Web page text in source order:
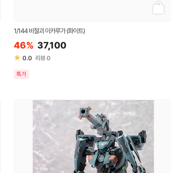
1/144 비철괴 이카루가 (화이트)
46% 37,100
★ 0.0 리뷰0
특가